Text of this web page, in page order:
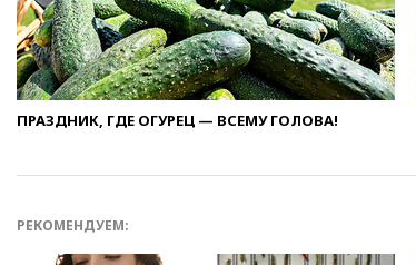
ПРАЗДНИК, ГДЕ ОГУРЕЦ — ВСЕМУ ГОЛОВА!
РЕКОМЕНДУЕМ: